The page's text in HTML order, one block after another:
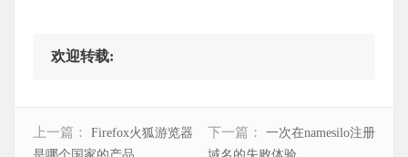
欢迎转载:
上一篇： Firefox火狐游览器 下一篇： 一次在namesilo注册